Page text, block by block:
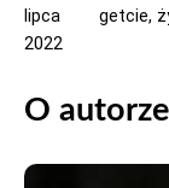
lipca
2022
getcie,
O autorze